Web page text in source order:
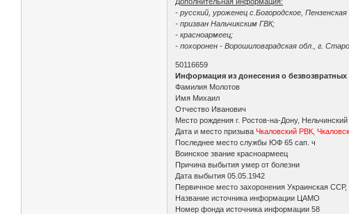
- русский, уроженец с.Богородское, Пензенская
- призван Нальчикским ГВК;
- красноармеец;
- похоронен - Ворошиловградская обл., г.
50116659
Информация из донесения о безвозвратных
Фамилия Молотов
Имя Михаил
Отчество Иванович
Место рождения г. Ростов-на-Дону,
Дата и место призываЧкаловский РВК,
Последнее место службы ЮФ 65 сап. ч
Воинское звание красноармеец
Причина выбытия умер от болезни
Дата выбытия 05.05.1942
Первичное место захоронения Украинская
Название источника информации ЦАМО
Номер фонда источника информации 58